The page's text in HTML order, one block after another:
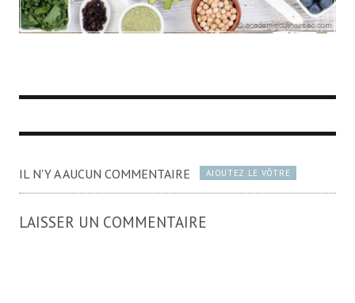
IL N'Y A AUCUN COMMENTAIRE AJOUTEZ LE VÔTRE
LAISSER UN COMMENTAIRE